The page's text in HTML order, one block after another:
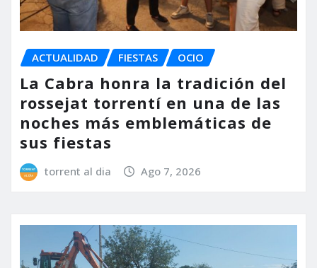
ACTUALIDAD FIESTAS OCIO
La Cabra honra la tradición del
rossejat torrentí en una de las
noches más emblemáticas de
sus fiestas
torrent al dia Ago 7, 2026